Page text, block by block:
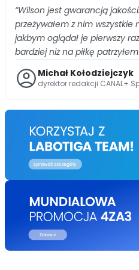
“Wilson jest gwarancją
przeżywałem z nim
jakbym oglądał je pierwszy
bardziej niż na piłkę
Michał Kołodziejczyk
dyrektor redakcji CANAL+